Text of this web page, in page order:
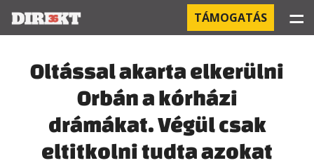
PROJEKTEK
KÓRHÁZI FERTŐZÉSEK
ORBÁN ÉS A GAZDASÁG
TÁMOGATÁS ☰
Oltással akarta elkerülni
Orbán a kórházi
drámákat. Végül csak
eltitkolni tudta azokat